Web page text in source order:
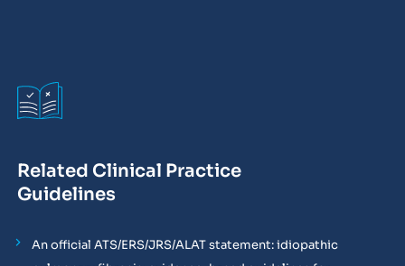
Related Clinical Practice
Guidelines
An official ATS/ERS/JRS/ALAT statement: idiopathic